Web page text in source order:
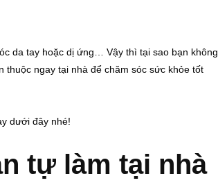
da tay hoặc dị ứng… Vậy thì tại sao bạn không
ngay tại nhà để chăm sóc sức khỏe tốt
dưới đây nhé!
tự làm tại nhà